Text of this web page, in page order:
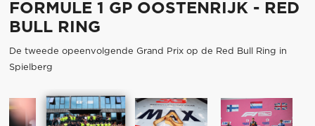
FORMULE 1 GP OOSTENRIJK - RED
BULL RING
De tweede opeenvolgende Grand Prix op de Red Bull Ring in
Spielberg